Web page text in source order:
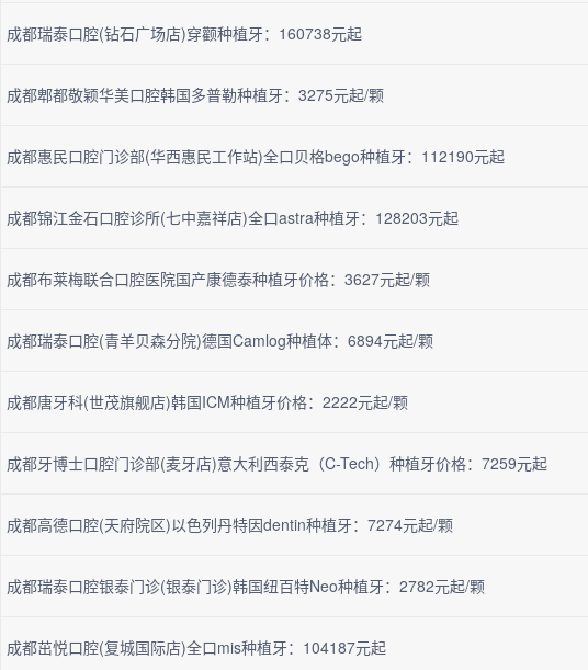
成都瑞泰口腔(钻石广场店)穿颧种植牙：160738元起
成都郫都敬颖华美口腔韩国多普勒种植牙：3275元起/颗
成都惠民口腔门诊部(华西惠民工作站)全口贝格bego种植牙：112190元起
成都锦江金石口腔诊所(七中嘉祥店)全口astra种植牙：128203元起
成都布莱梅联合口腔医院国产康德泰种植牙价格：3627元起/颗
成都瑞泰口腔(青羊贝森分院)德国Camlog种植体：6894元起/颗
成都唐牙科(世茂旗舰店)韩国ICM种植牙价格：2222元起/颗
成都牙博士口腔门诊部(麦牙店)意大利西泰克（C-Tech）种植牙价格：7259元起
成都高德口腔(天府院区)以色列丹特因dentin种植牙：7274元起/颗
成都瑞泰口腔银泰门诊(银泰门诊)韩国纽百特Neo种植牙：2782元起/颗
成都茁悦口腔(复城国际店)全口mis种植牙：104187元起